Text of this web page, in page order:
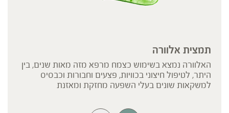
תמצית אלוורה
האלוורה נמצא בשימוש כצמח מרפא מזה מאות שנים, בין
היתר, לטיפול חיצוני בכוויות, פצעים וחבורות וכבסיס
למשקאות שונים בעלי השפעה מחזקת ומאזנת